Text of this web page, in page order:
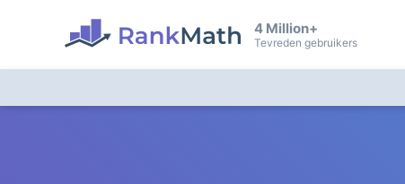
4 Million+
Tevreden gebruikers